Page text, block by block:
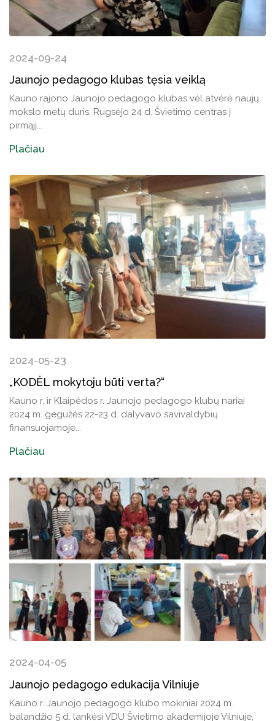
2024-09-24
Jaunojo pedagogo klubas tęsia veiklą
Kauno rajono Jaunojo pedagogo klubas vėl atvėrė naujų
mokslo metų duris. Rugsėjo 24 d. Švietimo centras į
pirmąjį...
Plačiau
2024-05-23
„KODĖL mokytoju būti verta?“
Kauno r. ir Klaipėdos r. Jaunojo pedagogo klubų nariai
2024 m. gegužės 22-23 d. dalyvavo savivaldybių
finansuojamoje...
Plačiau
2024-04-05
Jaunojo pedagogo edukacija Vilniuje
Kauno r. Jaunojo pedagogo klubo mokiniai 2024 m.
balandžio 5 d. lankėsi VDU Švietimo akademijoje Vilniuje,